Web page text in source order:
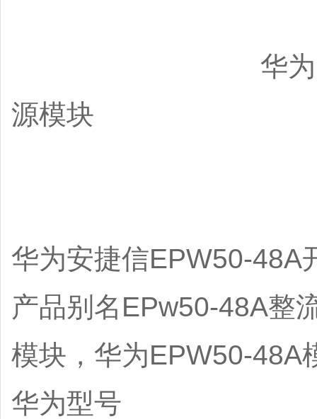
华为
源模块
华为安捷信EPW50-48A
产品别名EPw50-48A整
模块，华为EPW50-48A
华为型号